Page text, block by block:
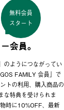
無料会員
スタート
会員。
のようにつながってい
FAMILY 会員」で
トの利用、購入商品の
な特典を受けられま
時に10%OFF、最新